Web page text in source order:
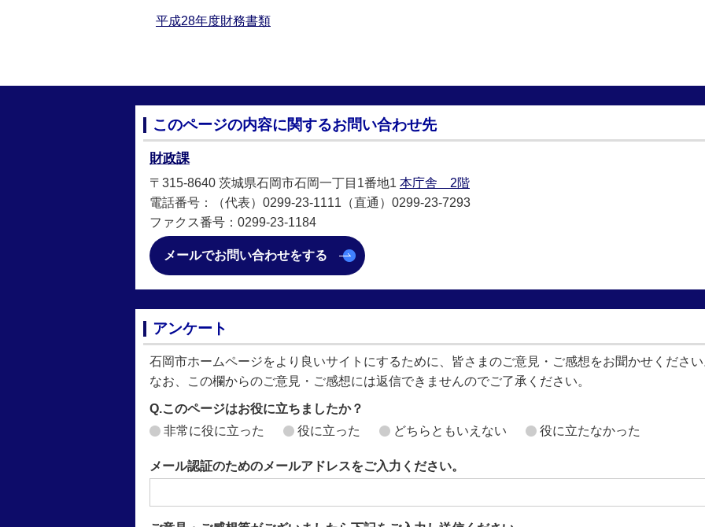
平成28年度財務書類
このページの内容に関するお問い合わせ先
財政課
〒315-8640 茨城県石岡市石岡一丁目1番地1 本庁舎 2階
電話番号：（代表）0299-23-1111（直通）0299-23-7293
ファクス番号：0299-23-1184
メールでお問い合わせをする
アンケート
石岡市ホームページをより良いサイトにするために、皆さまのご意見・ご感想をお聞かせくださ
なお、この欄からのご意見・ご感想には返信できませんのでご了承ください。
Q.このページはお役に立ちましたか？
非常に役に立った
役に立った どちらともいえない 役に立たなかった
メール認証のためのメールアドレスをご入力ください。